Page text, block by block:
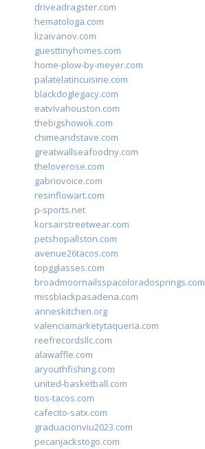
driveadragster.com
hematologa.com
lizaivanov.com
guesttinyhomes.com
home-plow-by-meyer.com
palatelatincuisine.com
blackdoglegacy.com
eatvivahouston.com
thebigshowok.com
chimeandstave.com
greatwallseafoodny.com
theloverose.com
gabriovoice.com
resinflowart.com
p-sports.net
korsairstreetwear.com
petshopallston.com
avenue26tacos.com
topgglasses.com
broadmoornailsspacoloradosprings.com
missblackpasadena.com
anneskitchen.org
valenciamarketytaqueria.com
reefrecordsllc.com
alawaffle.com
aryouthfishing.com
united-basketball.com
tios-tacos.com
cafecito-satx.com
graduacionviu2023.com
pecanjackstogo.com